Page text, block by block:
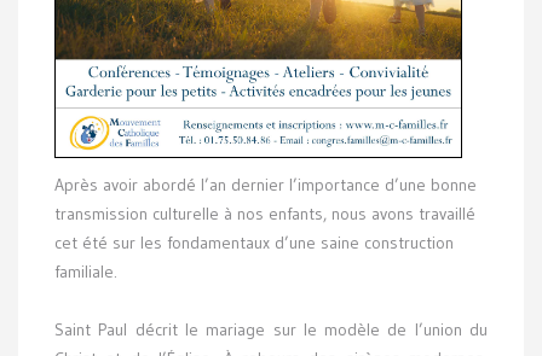
Après avoir abordé l’an dernier l’importance d’une bonne
transmission culturelle à nos enfants, nous avons travaillé
cet été sur les fondamentaux d’une saine construction
familiale.
Saint Paul décrit le mariage sur le modèle de l’union du